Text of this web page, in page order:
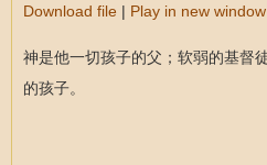
RSS FEED
LINK
Download file | Play in new window
神是他一切孩子的父；软弱的基督
的孩子。